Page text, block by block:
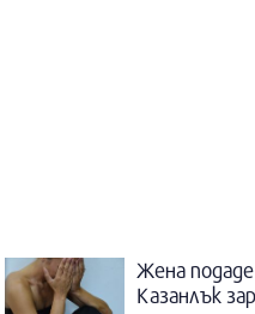
Жена
Казанлък